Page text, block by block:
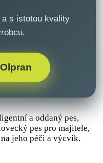
s istotou kvality
a oddaný pes,
pes pro majitele,
jeho péči a výcvik.